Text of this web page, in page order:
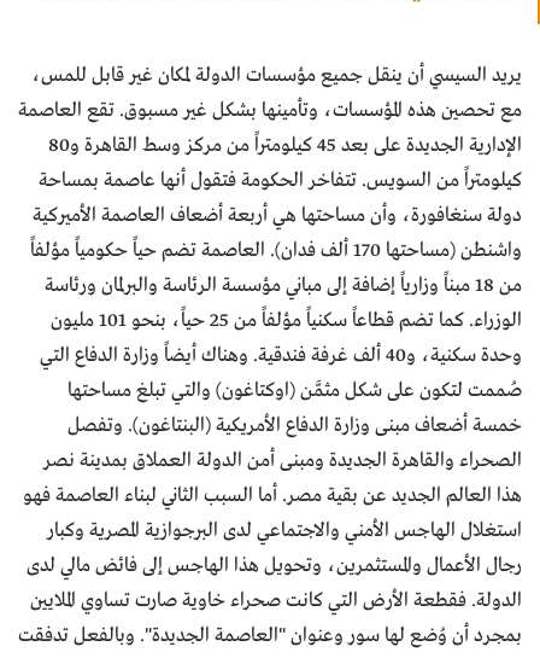
يريد السيسي أن ينقل جميع مؤسسات الدولة لمكان غير قابل للمس،
مع تحصين هذه المؤسسات، وتأمينها بشكل غير مسبوق. تقع العاصمة
الإدارية الجديدة على بعد 45 كيلومتراً من مركز وسط القاهرة و80
كيلومتراً من السويس. تتفاخر الحكومة فتقول أنها عاصمة بمساحة
دولة سنغافورة، وأن مساحتها هي أربعة أضعاف العاصمة الأميركية
واشنطن (مساحتها 170 ألف فدان). العاصمة تضم حياً حكومياً مؤلفاً
من 18 مبناً وزارياً إضافة إلى مباني مؤسسة الرئاسة والبرلمان ورئاسة
الوزراء. كما تضم قطاعاً سكنياً مؤلفاً من 25 حياً، بنحو 101 مليون
وحدة سكنية، و40 ألف غرفة فندقية. وهناك أيضاً وزارة الدفاع التي
صُممت لتكون على شكل مثمَّن (اوكتاغون) والتي تبلغ مساحتها
خمسة أضعاف مبنى وزارة الدفاع الأمريكية (البنتاغون). وتفصل
الصحراء والقاهرة الجديدة ومبنى أمن الدولة العملاق بمدينة نصر
هذا العالم الجديد عن بقية مصر. أما السبب الثاني لبناء العاصمة فهو
استغلال الهاجس الأمني والاجتماعي لدى البرجوازية المصرية وكبار
رجال الأعمال والمستثمرين، وتحويل هذا الهاجس إلى فائض مالي لدى
الدولة. فقطعة الأرض التي كانت صحراء خاوية صارت تساوي الملايين
بمجرد أن وُضع لها سور وعنوان "العاصمة الجديدة". وبالفعل تدفقت